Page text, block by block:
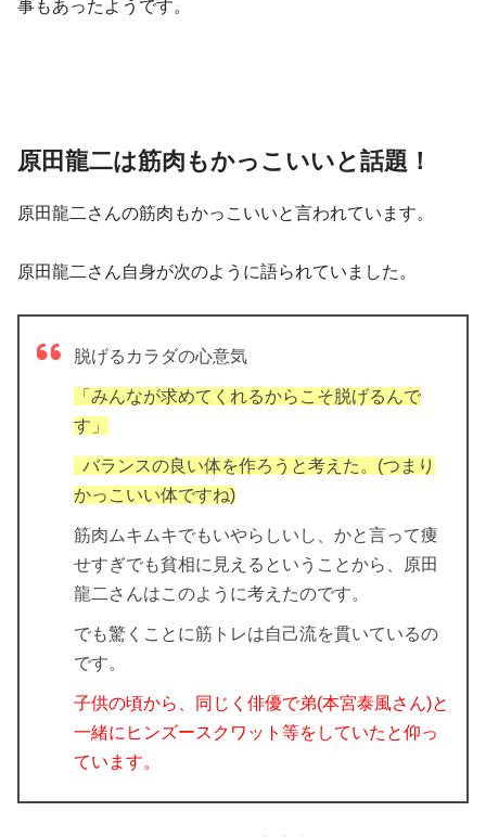
事もあったようです。
原田龍二は筋肉もかっこいいと話題！
原田龍二さんの筋肉もかっこいいと言われています。
原田龍二さん自身が次のように語られていました。
脱げるカラダの心意気
「みんなが求めてくれるからこそ脱げるんで
す」
バランスの良い体を作ろうと考えた。(つまり
かっこいい体ですね)
筋肉ムキムキでもいやらしいし、かと言って痩
せすぎでも貧相に見えるということから、原田
龍二さんはこのように考えたのです。
でも驚くことに筋トレは自己流を貫いているの
です。
子供の頃から、同じく俳優で弟(本宮泰風さん)と
一緒にヒンズースクワット等をしていたと仰っ
ています。